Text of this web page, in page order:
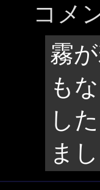
コメ
霧
も
し
ま